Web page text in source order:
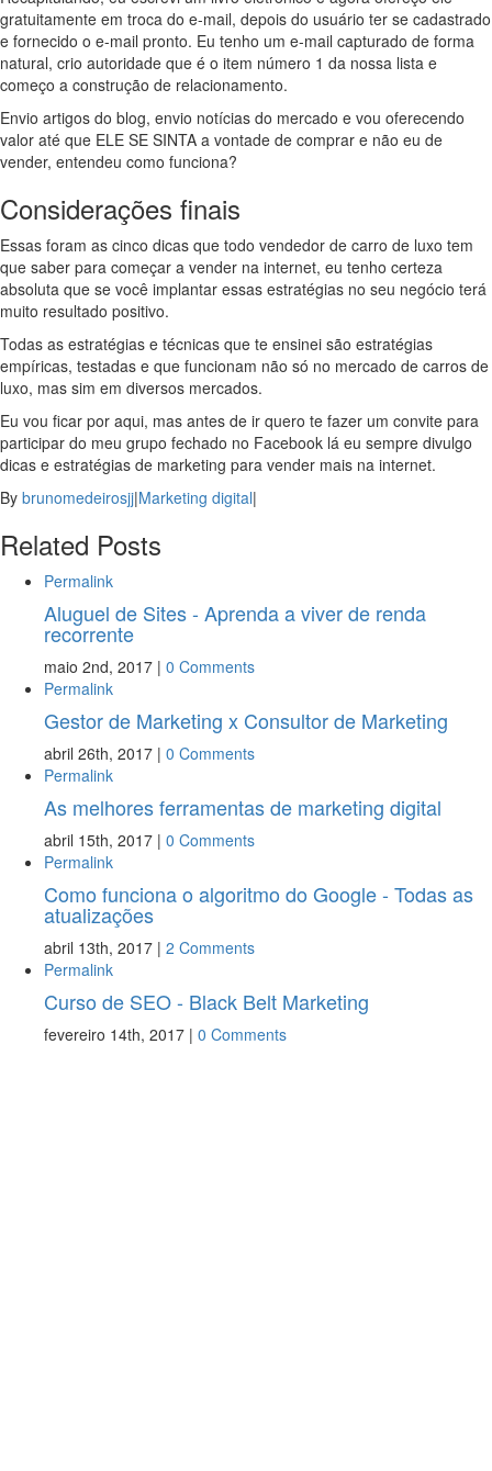
gratuitamente em troca do e-mail, depois do usuário ter se cadastrado
e fornecido o e-mail pronto. Eu tenho um e-mail capturado de forma
natural, crio autoridade que é o item número 1 da nossa lista e
começo a construção de relacionamento.
Envio artigos do blog, envio notícias do mercado e vou oferecendo
valor até que ELE SE SINTA a vontade de comprar e não eu de
vender, entendeu como funciona?
Considerações finais
Essas foram as cinco dicas que todo vendedor de carro de luxo tem
que saber para começar a vender na internet, eu tenho certeza
absoluta que se você implantar essas estratégias no seu negócio terá
muito resultado positivo.
Todas as estratégias e técnicas que te ensinei são estratégias
empíricas, testadas e que funcionam não só no mercado de carros de
luxo, mas sim em diversos mercados.
Eu vou ficar por aqui, mas antes de ir quero te fazer um convite para
participar do meu grupo fechado no Facebook lá eu sempre divulgo
dicas e estratégias de marketing para vender mais na internet.
By brunomedeirosjj|Marketing digital|
Related Posts
Permalink
Aluguel de Sites - Aprenda a viver de renda
recorrente
maio 2nd, 2017 | 0 Comments
Permalink
Gestor de Marketing x Consultor de Marketing
abril 26th, 2017 | 0 Comments
Permalink
As melhores ferramentas de marketing digital
abril 15th, 2017 | 0 Comments
Permalink
Como funciona o algoritmo do Google - Todas as
atualizações
abril 13th, 2017 | 2 Comments
Permalink
Curso de SEO - Black Belt Marketing
fevereiro 14th, 2017 | 0 Comments